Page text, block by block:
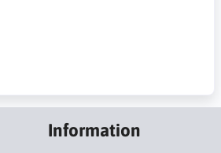
Information